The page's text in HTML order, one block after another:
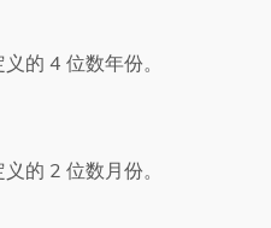
的 4 位数年份。
的 2 位数月份。